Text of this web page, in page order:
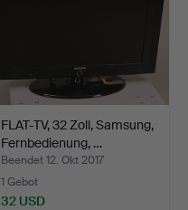
FLAT-TV, 32 Zoll, Samsung,
Fernbedienung, …
Beendet 12. Okt 2017
1 Gebot
32 USD